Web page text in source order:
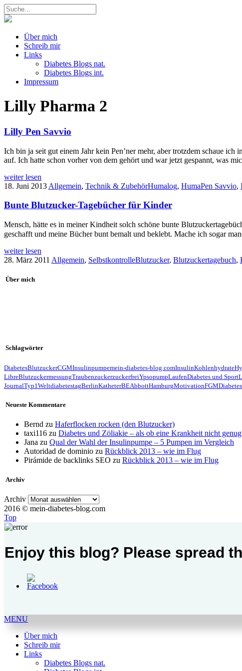
Über mich
Schreib mir
Links
Diabetes Blogs nat.
Diabetes Blogs int.
Impressum
Lilly Pharma 2
Lilly Pen Savvio
Ich bin ja seit gut einem Jahr kein Pen’ner mehr, aber trotzdem schaue
auf. Ich hatte schon vorher von dem gehört und war jetzt gespannt, was
weiter lesen
18. Juni 2013 Allgemein, Technik & ZubehörHumalog, HumaPen Savvio,
Bunte Blutzucker-Tagebücher für Kinder
Mensch, hätte es in meiner Kindheit solch schöne bunte
geschafft und meine Bücher bunt bemalt und beklebt. Mache ich sogar
weiter lesen
28. März 2011 Allgemein, SelbstkontrolleBlutzucker, Blutzuckertagebuch,
Über mich
Schlagwörter
DiabetesBlutzuckerCGMInsulinpumpemein-diabetes-blog.comInsulinKohlenhydrate
LibreBlutzuckermessungTraubenzuckerzuckerfreiYpsopumpLaufenDiabetes und Sport
JournalTyp1 WeltdiabetestagBerlinKatheterBEAbbottHamburgMotivationFGM
Neueste Kommentare
Bernd zu Haferflocken rocken (den Blutzucker)
taxi116 zu Diabetes und Zöliakie – als ob eine Krankheit nicht
Jana zu Qual der Wahl der Insulinpumpe – 5 Pumpen im Vergleich
Autoridad de dominio zu Rückblick 2013 – wie im Flug
Pirámide de backlinks SEO zu Rückblick 2013 – wie im Flug
Archiv
Archiv
2016 © mein-diabetes-blog.com
Top
Enjoy this blog? Please spread
MENU
Über mich
Schreib mir
Links
Diabetes Blogs nat.